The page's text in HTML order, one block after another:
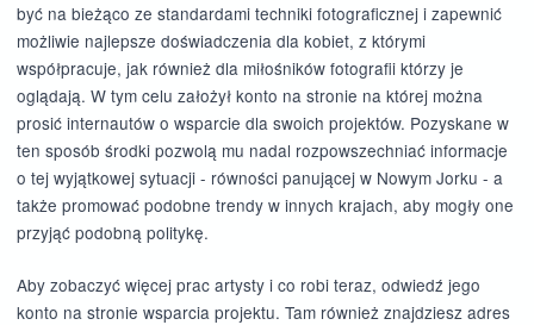
być na bieżąco ze standardami techniki fotograficznej i zapewnić
możliwie najlepsze doświadczenia dla kobiet, z którymi
współpracuje, jak również dla miłośników fotografii którzy je
oglądają. W tym celu założył konto na stronie na której można
prosić internautów o wsparcie dla swoich projektów. Pozyskane w
ten sposób środki pozwolą mu nadal rozpowszechniać informacje
o tej wyjątkowej sytuacji - równości panującej w Nowym Jorku - a
także promować podobne trendy w innych krajach, aby mogły one
przyjąć podobną politykę.
Aby zobaczyć więcej prac artysty i co robi teraz, odwiedź jego
konto na stronie wsparcia projektu. Tam również znajdziesz adres